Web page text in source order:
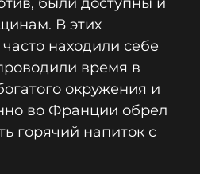
В этих
находили себе
время в
окружения и
во Франции обрел
горячий напиток с